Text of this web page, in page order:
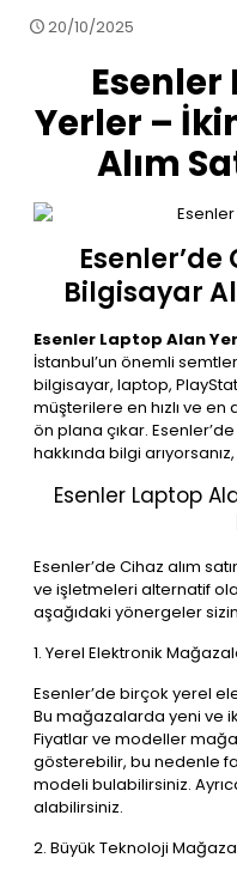
20/10/2025
Yerler –
Alım
Bilgisayar
Esenler Laptop Alan
İstanbul’un önemli
bilgisayar, laptop,
müşterilere en hızlı ve
ön plana çıkar.
hakkında bilgi
Esenler Laptop
Esenler’de Cihaz alım
ve işletmeleri alternatif
aşağıdaki yönergeler
1. Yerel Elektronik
Esenler’de birçok yerel
Bu mağazalarda yeni ve
Fiyatlar ve modeller
gösterebilir, bu nedenle
modeli bulabilirsiniz.
alabilirsiniz.
2. Büyük Teknoloji